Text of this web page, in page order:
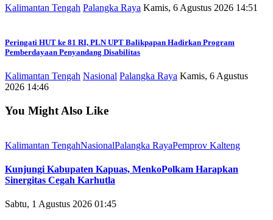
Kalimantan Tengah Palangka Raya Kamis, 6 Agustus 2026 14:51
Peringati HUT ke 81 RI, PLN UPT Balikpapan Hadirkan Program
Pemberdayaan Penyandang Disabilitas
Kalimantan Tengah Nasional Palangka Raya Kamis, 6 Agustus
2026 14:46
You Might Also Like
Kalimantan TengahNasionalPalangka RayaPemprov Kalteng
Kunjungi Kabupaten Kapuas, MenkoPolkam Harapkan
Sinergitas Cegah Karhutla
Sabtu, 1 Agustus 2026 01:45